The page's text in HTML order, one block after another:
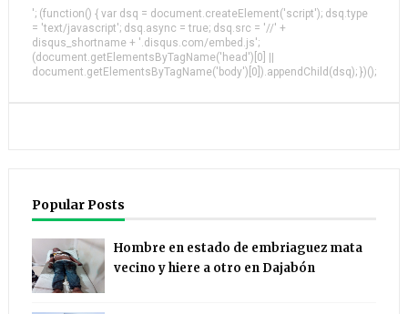
'; (function() { var dsq = document.createElement('script'); dsq.type
= 'text/javascript'; dsq.async = true; dsq.src = '//' +
disqus_shortname + '.disqus.com/embed.js';
(document.getElementsByTagName('head')[0] ||
document.getElementsByTagName('body')[0]).appendChild(dsq); })();
Popular Posts
Hombre en estado de embriaguez mata
vecino y hiere a otro en Dajabón